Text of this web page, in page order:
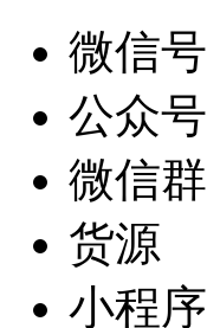
微信号
公众号
微信群
货源
小程序